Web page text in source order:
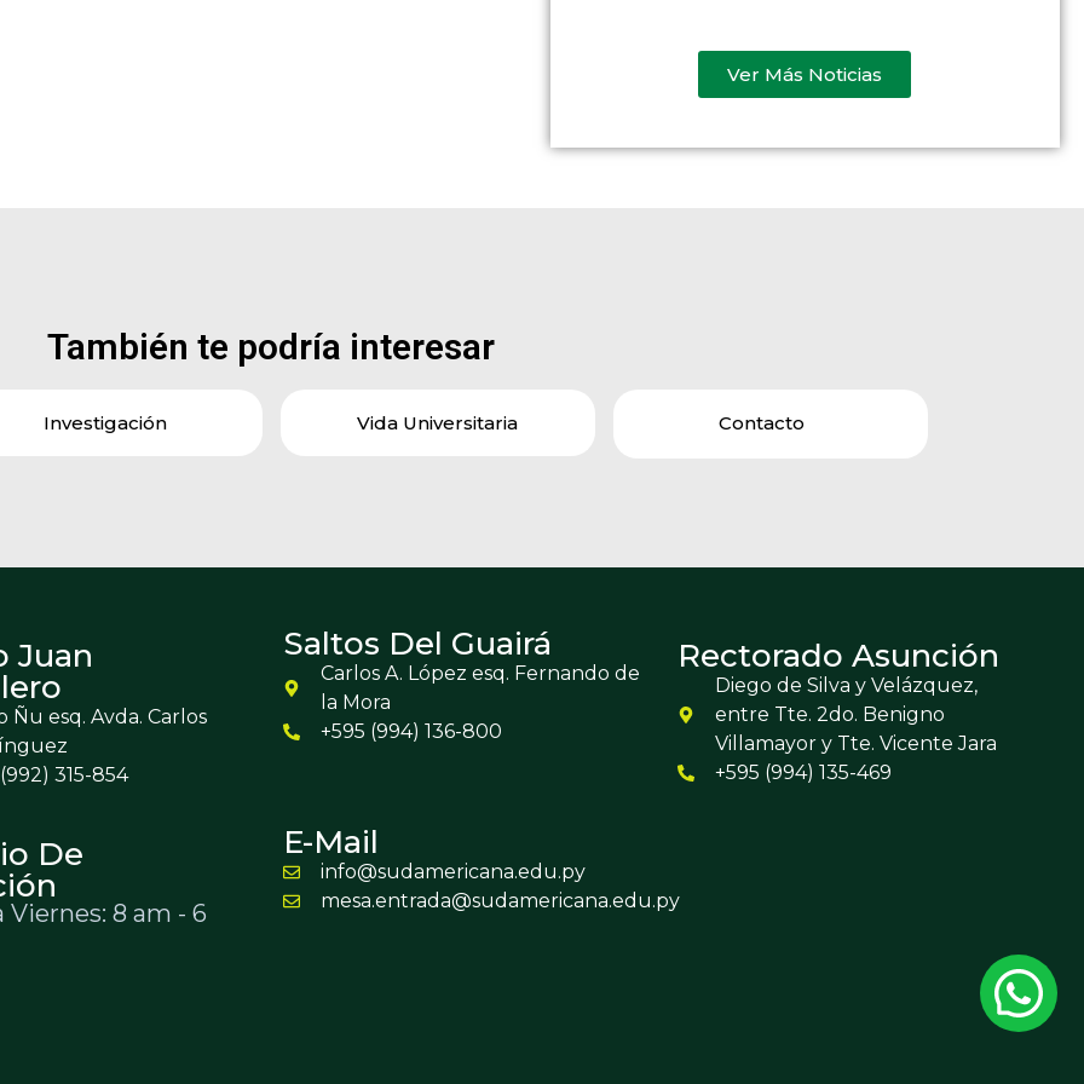
Ver Más Noticias
También te podría interesar
Investigación Vida Universitaria Contacto
Juan
Ñu esq. Avda. Carlos
315-854
Saltos Del Guairá
Carlos A. López esq. Fernando de
la Mora
+595 (994) 136-800
Rectorado Asunción
Diego de Silva y Velázquez,
entre Tte. 2do. Benigno
Villamayor y Tte. Vicente Jara
+595 (994) 135-469
De
Viernes: 8 am - 6
E-Mail
info@sudamericana.edu.py
mesa.entrada@sudamericana.edu.py